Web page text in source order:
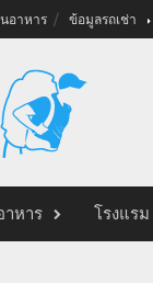
อาหาร ข้อมูลรถเช่า
าหาร โรงแรม